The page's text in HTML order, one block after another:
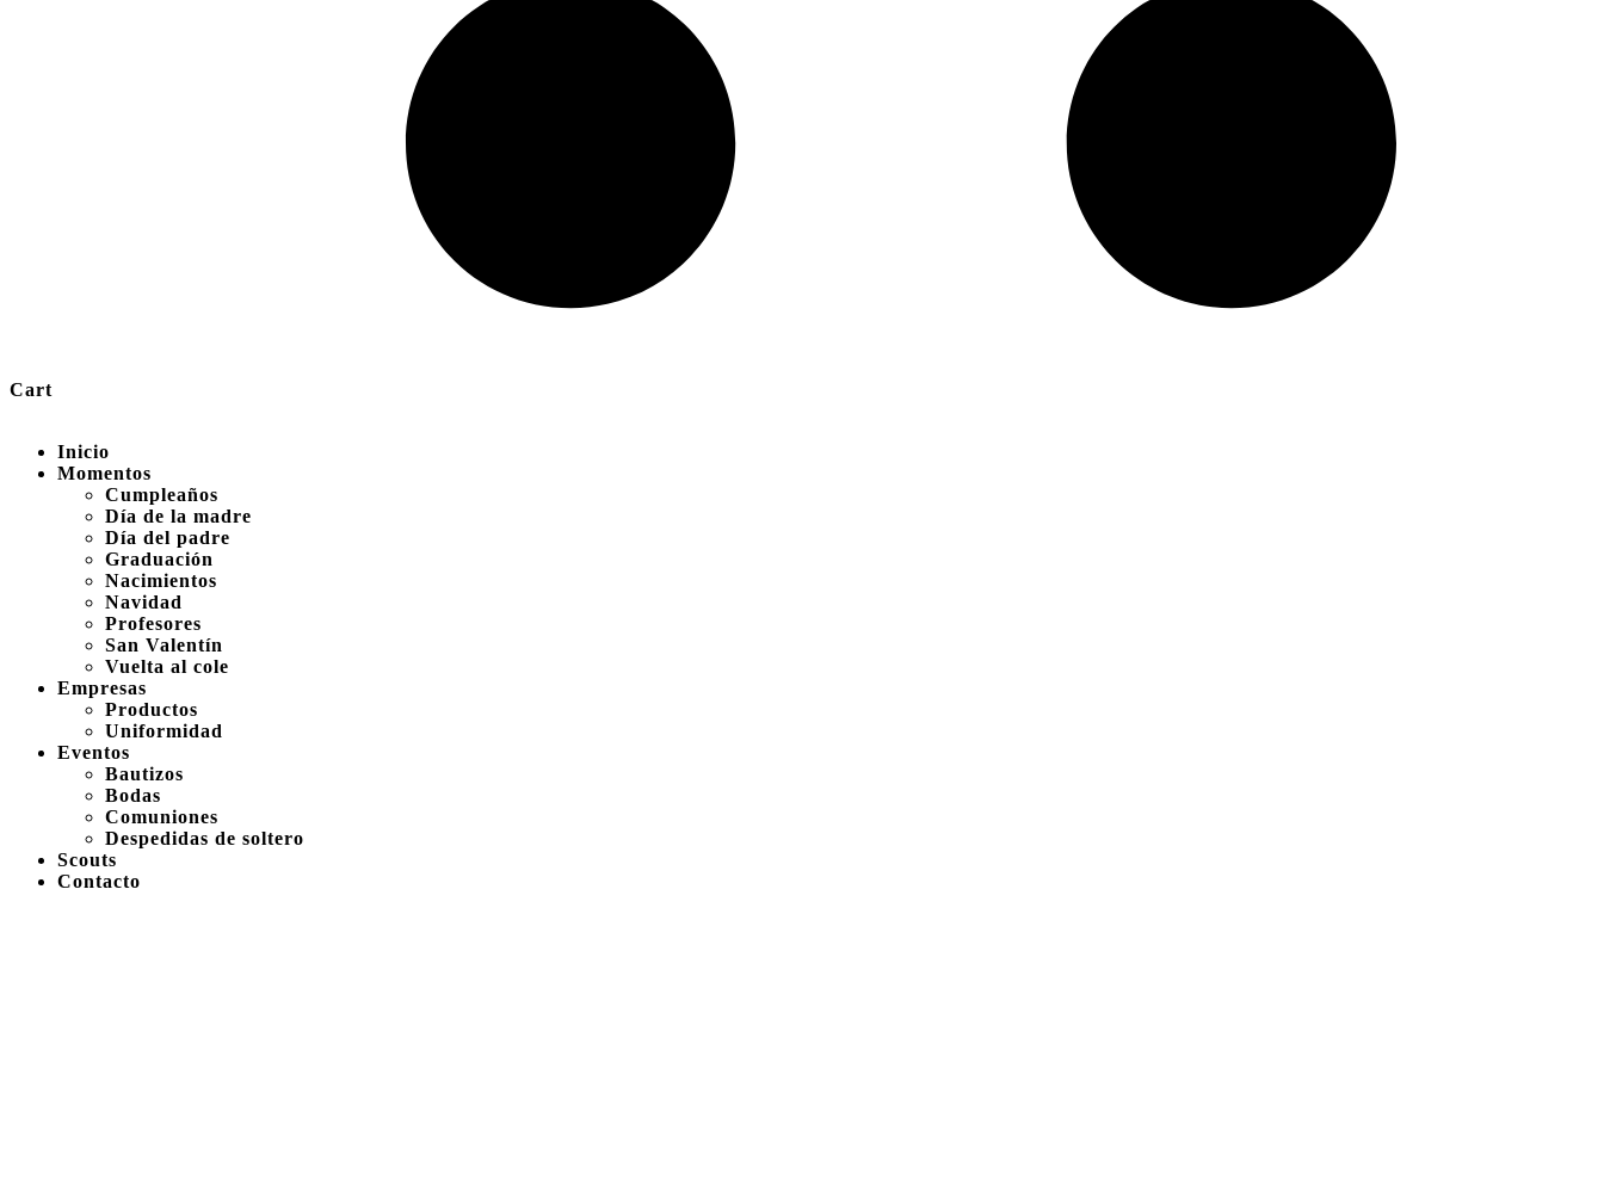
Cart
Inicio
Momentos
Cumpleaños
Día de la madre
Día del padre
Graduación
Nacimientos
Navidad
Profesores
San Valentín
Vuelta al cole
Empresas
Productos
Uniformidad
Eventos
Bautizos
Bodas
Comuniones
Despedidas de soltero
Scouts
Contacto